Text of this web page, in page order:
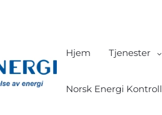
Hjem Tjenester
Norsk Energi Kontroll